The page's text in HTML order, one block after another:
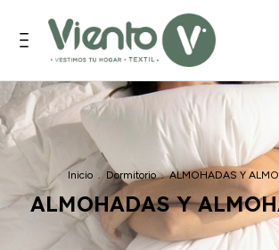
Inicio . Dormitorio . ALMOHADAS Y
ALMOHADAS Y